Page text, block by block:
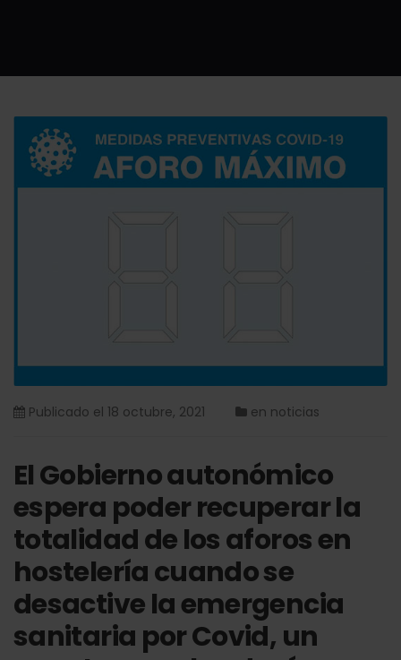
Publicado el 18 octubre, 2021 en noticias
El Gobierno autonómico
espera poder recuperar la
totalidad de los aforos en
hostelería cuando se
desactive la emergencia
sanitaria por Covid, un